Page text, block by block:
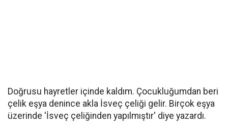
Doğrusu hayretler içinde kaldım. Çocukluğumdan beri
çelik eşya denince akla İsveç çeliği gelir. Birçok eşya
üzerinde 'İsveç çeliğinden yapılmıştır' diye yazardı.